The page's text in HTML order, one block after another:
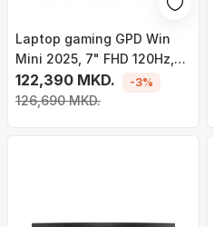
Laptop gaming GPD Win
Mini 2025, 7" FHD 120Hz,
Ryzen AI 9 HX370, 32GB
RAM 2TB SSD, i zi
122,390 MKD.
126,690 MKD.
-3%